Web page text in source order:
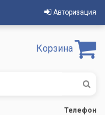
Авторизация
Корзина
Телефон